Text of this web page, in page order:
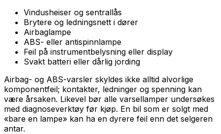
Vindusheiser og sentrallås
Brytere og ledningsnett i dører
Airbaglampe
ABS- eller antispinnlampe
Feil på instrumentbelysning eller display
Svakt batteri eller dårlig jording
Airbag- og ABS-varsler skyldes ikke alltid alvorlige
komponentfeil; kontakter, ledninger og spenning kan
være årsaken. Likevel bør alle varsellamper undersøkes
med diagnoseverktøy før kjøp. En bil som er solgt med
«bare en lampe» kan ha en dyrere feil enn det selgeren
antar.